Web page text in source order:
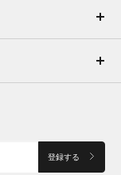
登録する